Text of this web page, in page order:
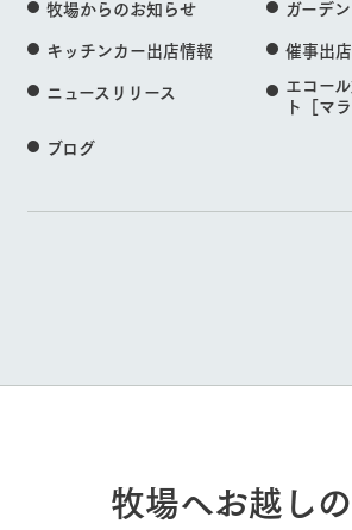
牧場からのお知らせ
ガーデ
キッチンカー出店情報
催事出
ニュースリリース
エコー
ト［マ
ブログ
牧場へお越し